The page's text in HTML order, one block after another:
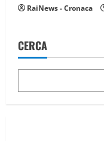
RaiNews - Cronaca
CERCA